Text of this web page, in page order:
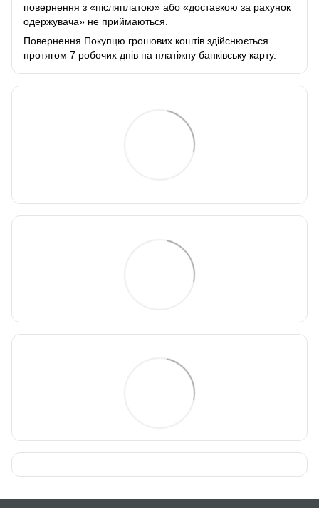
повернення з «післяплатою» або «доставкою за рахунок
одержувача» не приймаються.
Повернення Покупцю грошових коштів здійснюється
протягом 7 робочих днів на платіжну банківську карту.